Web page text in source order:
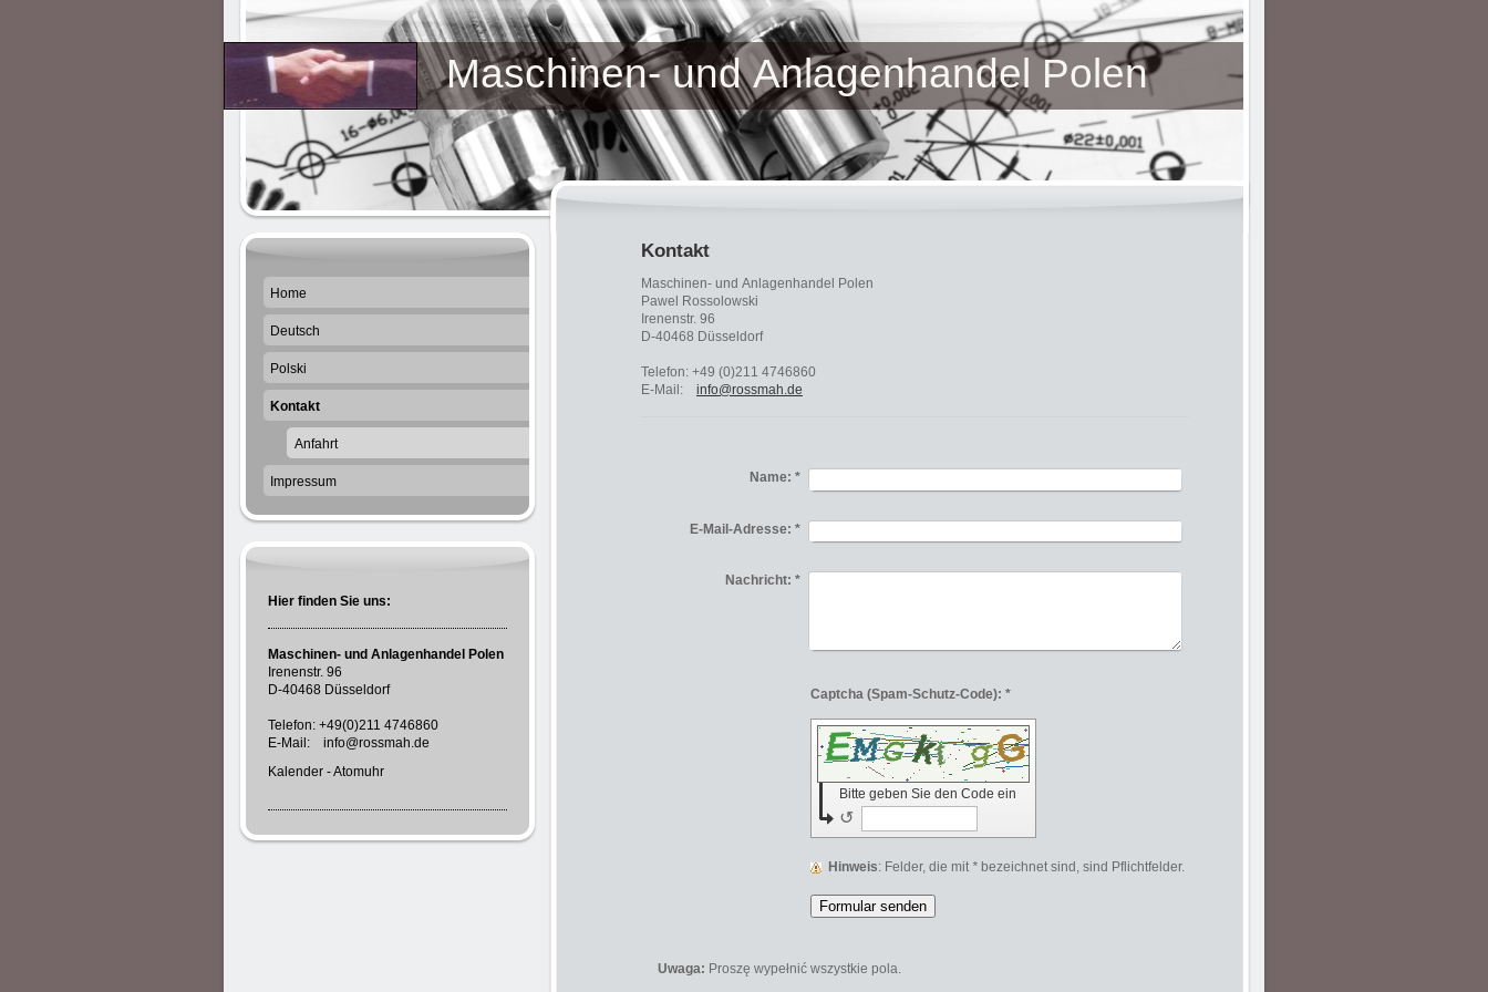
Maschinen- und Anlagenhandel Polen
Kontakt
Maschinen- und Anlagenhandel Polen
Pawel Rossolowski
Irenenstr. 96
D-40468 Düsseldorf
Telefon: +49 (0)211 4746860
E-Mail: info@rossmah.de
Name: *
E-Mail-Adresse: *
Nachricht: *
Captcha (Spam-Schutz-Code): *
Bitte geben Sie den Code ein
↺
Hinweis : Felder, die mit * bezeichnet sind, sind Pflichtfelder.
Uwaga: Proszę wypełnić wszystkie pola.
Home
Deutsch
Polski
Kontakt
Anfahrt
Impressum
Hier finden Sie uns:
Maschinen- und Anlagenhandel Polen
Irenenstr. 96
D-40468 Düsseldorf
Telefon: +49(0)211 4746860
E-Mail: info@rossmah.de
Kalender -Atomuhr